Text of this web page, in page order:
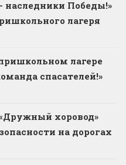
Победы!»
лагеря
лагере
спасателей!»
хоровод»
на дорогах